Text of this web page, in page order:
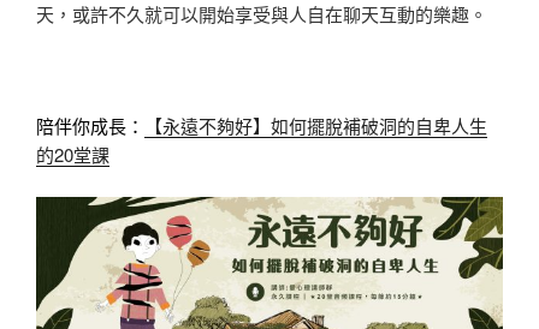
天，或許不久就可以開始享受與人自在聊天互動的樂趣。
陪伴你成長：
【永遠不夠好】如何擺脫補破洞的自卑人生
的20堂課